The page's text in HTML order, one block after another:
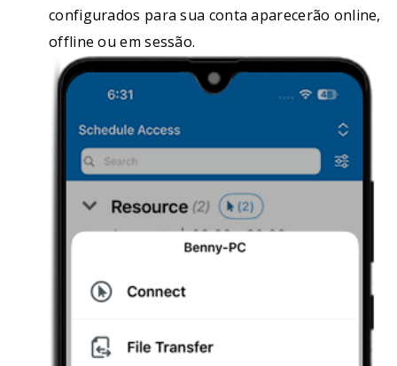
configurados para sua conta aparecerão online,
offline ou em sessão.